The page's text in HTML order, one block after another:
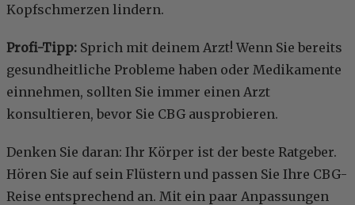
Kopfschmerzen lindern.
Profi-Tipp: Sprich mit deinem Arzt! Wenn Sie bereits
gesundheitliche Probleme haben oder Medikamente
einnehmen, sollten Sie immer einen Arzt
konsultieren, bevor Sie CBG ausprobieren.
Denken Sie daran: Ihr Körper ist der beste Ratgeber.
Hören Sie auf sein Flüstern und passen Sie Ihre CBG-
Reise entsprechend an. Mit ein paar Anpassungen